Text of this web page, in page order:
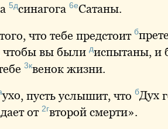
5дсинагога 6еСатаны.
того, что тебе предстоит б
чтобы вы были диспытаны, и
3квенок жизни.
ухо, пусть услышит, что бДух
от 2гвторой смерти».